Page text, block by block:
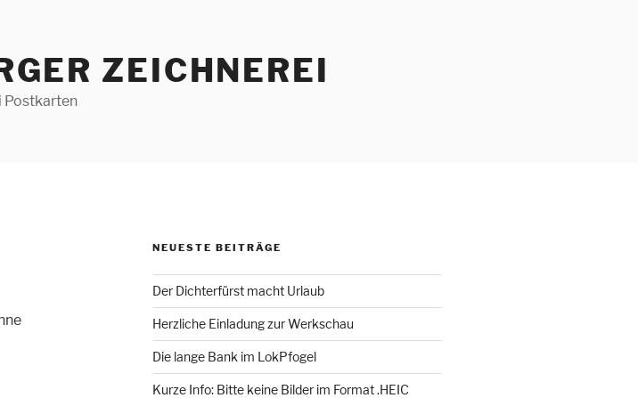
ZEICHNEREI
Postkarten
NEUESTE BEITRÄGE
Der Dichterfürst macht Urlaub
Herzliche Einladung zur Werkschau
Die lange Bank im LokPfogel
Kurze Info: Bitte keine Bilder im Format .HEIC